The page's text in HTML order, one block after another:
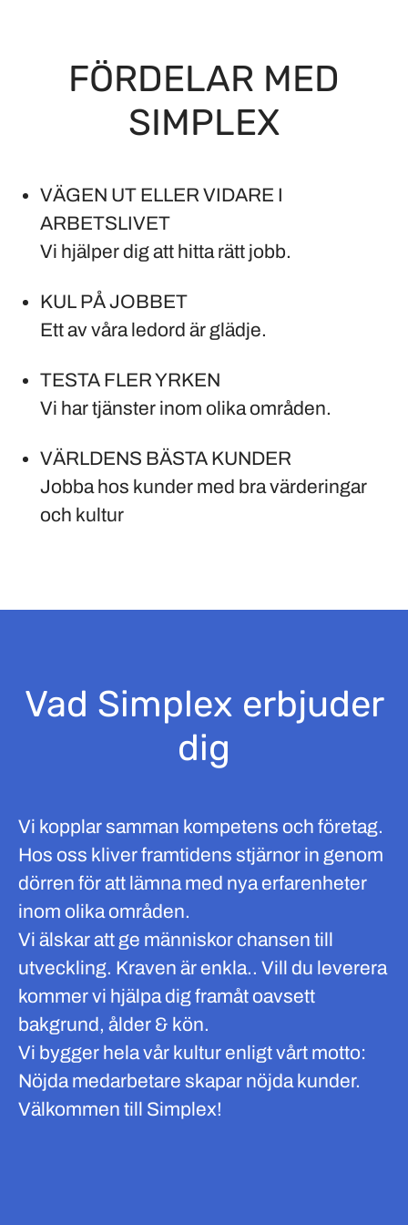
FÖRDELAR MED
SIMPLEX
VÄGEN UT ELLER VIDARE I
ARBETSLIVET
Vi hjälper dig att hitta rätt jobb.
KUL PÅ JOBBET
Ett av våra ledord är glädje.
TESTA FLER YRKEN
Vi har tjänster inom olika områden.
VÄRLDENS BÄSTA KUNDER
Jobba hos kunder med bra värderingar
och kultur
Vad Simplex erbjuder
dig
Vi kopplar samman kompetens och företag.
Hos oss kliver framtidens stjärnor in genom
dörren för att lämna med nya erfarenheter
inom olika områden.
Vi älskar att ge människor chansen till
utveckling. Kraven är enkla.. Vill du leverera
kommer vi hjälpa dig framåt oavsett
bakgrund, ålder & kön.
Vi bygger hela vår kultur enligt vårt motto:
Nöjda medarbetare skapar nöjda kunder.
Välkommen till Simplex!